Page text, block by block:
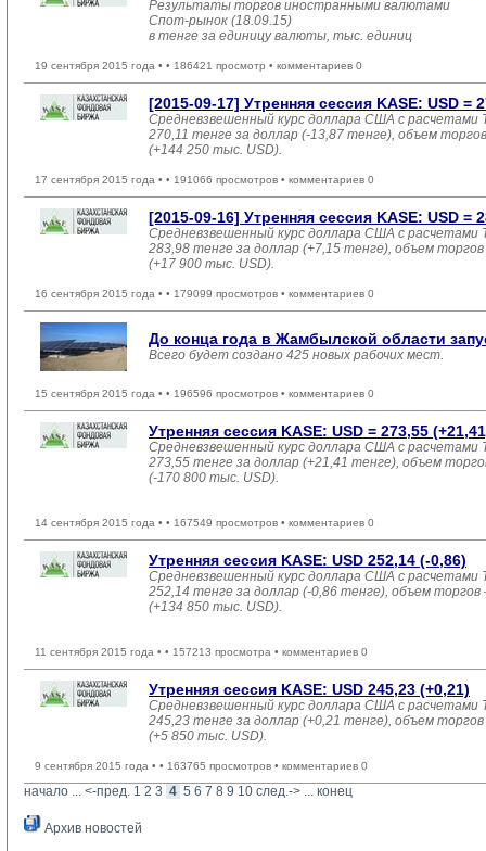
Результаты торгов иностранными валютами
Спот-рынок (18.09.15)
в тенге за единицу валюты, тыс. единиц
19 сентября 2015 года • • 186421 просмотр • комментариев 0
[2015-09-17] Утренняя сессия KASE: USD =
Средневзвешенный курс доллара США с расчетами
270,11 тенге за доллар (-13,87 тенге), объем
(+144 250 тыс. USD).
17 сентября 2015 года • • 191066 просмотров • комментариев 0
[2015-09-16] Утренняя сессия KASE: USD =
Средневзвешенный курс доллара США с расчетами
283,98 тенге за доллар (+7,15 тенге), объем
(+17 900 тыс. USD).
16 сентября 2015 года • • 179099 просмотров • комментариев 0
До конца года в Жамбылской области
Всего будет создано 425 новых рабочих мест.
15 сентября 2015 года • • 196596 просмотров • комментариев 0
Утренняя сессия KASE: USD = 273,55
Средневзвешенный курс доллара США с расчетами
273,55 тенге за доллар (+21,41 тенге), объем
(-170 800 тыс. USD).
14 сентября 2015 года • • 167549 просмотров • комментариев 0
Утренняя сессия KASE: USD 252,14 (-0,86)
Средневзвешенный курс доллара США с расчетами
252,14 тенге за доллар (-0,86 тенге), объем
(+134 850 тыс. USD).
11 сентября 2015 года • • 157213 просмотра • комментариев 0
Утренняя сессия KASE: USD 245,23 (+0,21)
Средневзвешенный курс доллара США с расчетами
245,23 тенге за доллар (+0,21 тенге), объем
(+5 850 тыс. USD).
9 сентября 2015 года • • 163765 просмотров • комментариев 0
начало ... <-пред. 1 2 3 4 5 6 7 8 9 10 след.-> ... конец
Архив новостей